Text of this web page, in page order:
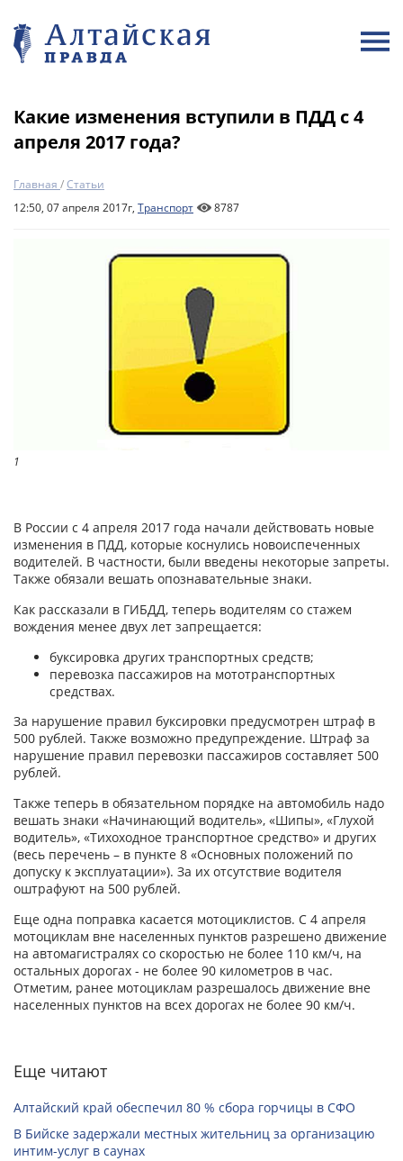
Какие изменения вступили в ПДД с 4
апреля 2017 года?
Главная /Статьи
12:50, 07 апреля 2017г, Транспорт 8787
1
В России с 4 апреля 2017 года начали действовать новые
изменения в ПДД, которые коснулись новоиспеченных
водителей. В частности, были введены некоторые запреты.
Также обязали вешать опознавательные знаки.
Как рассказали в ГИБДД, теперь водителям со стажем
вождения менее двух лет запрещается:
буксировка других транспортных средств;
перевозка пассажиров на мототранспортных
средствах.
За нарушение правил буксировки предусмотрен штраф в
500 рублей. Также возможно предупреждение. Штраф за
нарушение правил перевозки пассажиров составляет 500
рублей.
Также теперь в обязательном порядке на автомобиль надо
вешать знаки «Начинающий водитель», «Шипы», «Глухой
водитель», «Тихоходное транспортное средство» и других
(весь перечень – в пункте 8 «Основных положений по
допуску к эксплуатации»). За их отсутствие водителя
оштрафуют на 500 рублей.
Еще одна поправка касается мотоциклистов. С 4 апреля
мотоциклам вне населенных пунктов разрешено движение
на автомагистралях со скоростью не более 110 км/ч, на
остальных дорогах - не более 90 километров в час.
Отметим, ранее мотоциклам разрешалось движение вне
населенных пунктов на всех дорогах не более 90 км/ч.
Еще читают
Алтайский край обеспечил 80 % сбора горчицы в СФО
В Бийске задержали местных жительниц за организацию
интим-услуг в саунах